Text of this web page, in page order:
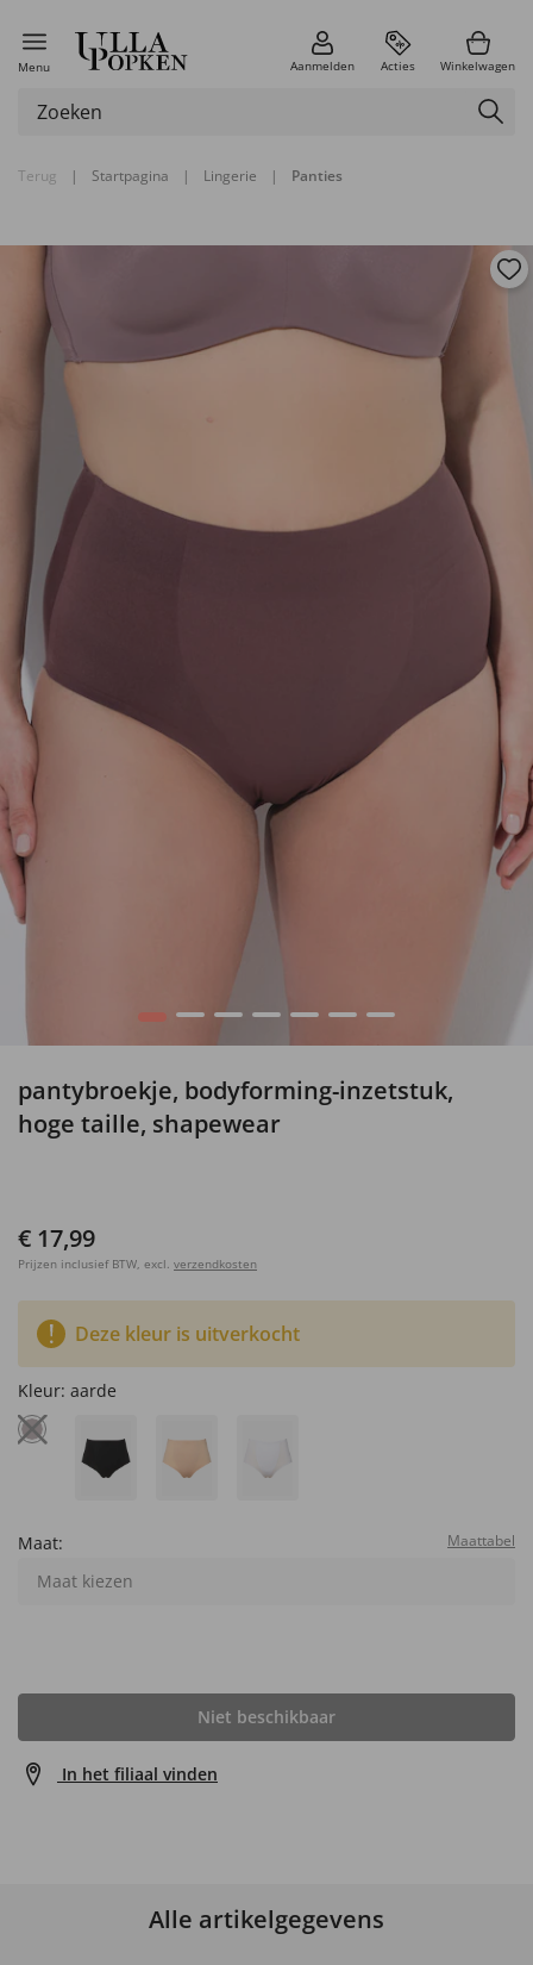
Menu Aanmelden Acties Winkelwagen
Terug | Startpagina | Lingerie | Panties
1 2 3 4 5 6 7
pantybroekje, bodyforming-inzetstuk,
hoge taille, shapewear
€ 17,99
Prijzen inclusief BTW, excl. verzendkosten
Deze kleur is uitverkocht
Kleur: aarde
Maat: Maattabel
Maat kiezen
Niet beschikbaar
In het filiaal vinden
Alle artikelgegevens